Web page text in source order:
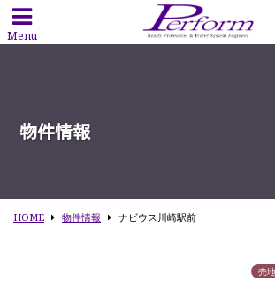
Menu
物件情報
HOME 物件情報 ナビウス川崎駅前
売